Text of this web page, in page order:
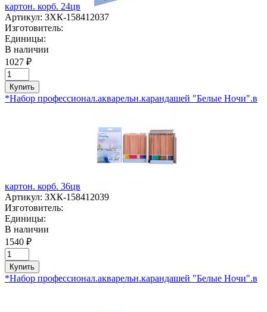
картон. корб. 24цв
Артикул: ЗХК-158412037
Изготовитель:
Единицы:
В наличии
1027 ₽
Купить
*Набор профессионал.акварельн.карандашей "Белые Ночи".в
картон. корб. 36цв
Артикул: ЗХК-158412039
Изготовитель:
Единицы:
В наличии
1540 ₽
Купить
*Набор профессионал.акварельн.карандашей "Белые Ночи".в